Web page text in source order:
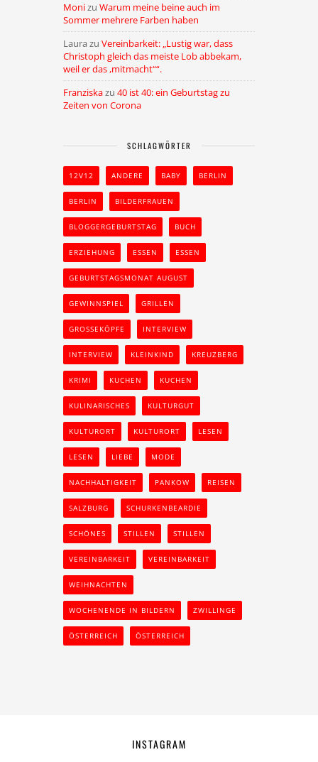
Monizu Warum meine beine auch im
Sommer mehrere Farben haben
Laura zu Vereinbarkeit: „Lustig war, dass
Christoph gleich das meiste Lob abbekam,
weil er das ,mitmacht““.
Franziskazu 40 ist 40: ein Geburtstag zu
Zeiten von Corona
SCHLAGWÖRTER
12V12 ANDERE BABY BERLIN
BERLIN BILDERFRAUEN
BLOGGERGEBURTSTAG BUCH
ERZIEHUNG ESSEN ESSEN
GEBURTSTAGSMONAT AUGUST
GEWINNSPIEL GRILLEN
GROSSEKÖPFE INTERVIEW
INTERVIEW KLEINKIND KREUZBERG
KRIMI KUCHEN KUCHEN
KULINARISCHES KULTURGUT
KULTURORT KULTURORT LESEN
LESEN LIEBE MODE
NACHHALTIGKEIT PANKOW REISEN
SALZBURG SCHURKENBEARDIE
SCHÖNES STILLEN STILLEN
VEREINBARKEIT VEREINBARKEIT
WEIHNACHTEN
WOCHENENDE IN BILDERN ZWILLINGE
ÖSTERREICH ÖSTERREICH
INSTAGRAM